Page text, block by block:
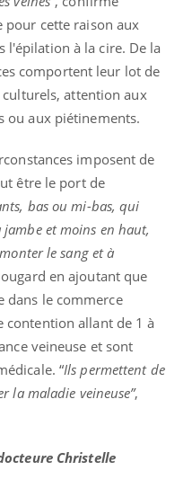
pour cette raison aux
l'épilation à la cire. De la
comportent leur lot de
attention aux
ou aux piétinements.
imposent de
être le port de
bas ou mi-bas, qui
et moins en haut,
le sang et à
en ajoutant que
dans le commerce
contention allant de 1 à
veineuse et sont
“Ils permettent de
la maladie veineuse”,
Christelle